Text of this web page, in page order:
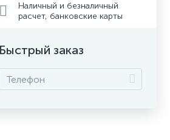
Наличный и безналичный
расчет, банковские карты
Быстрый заказ